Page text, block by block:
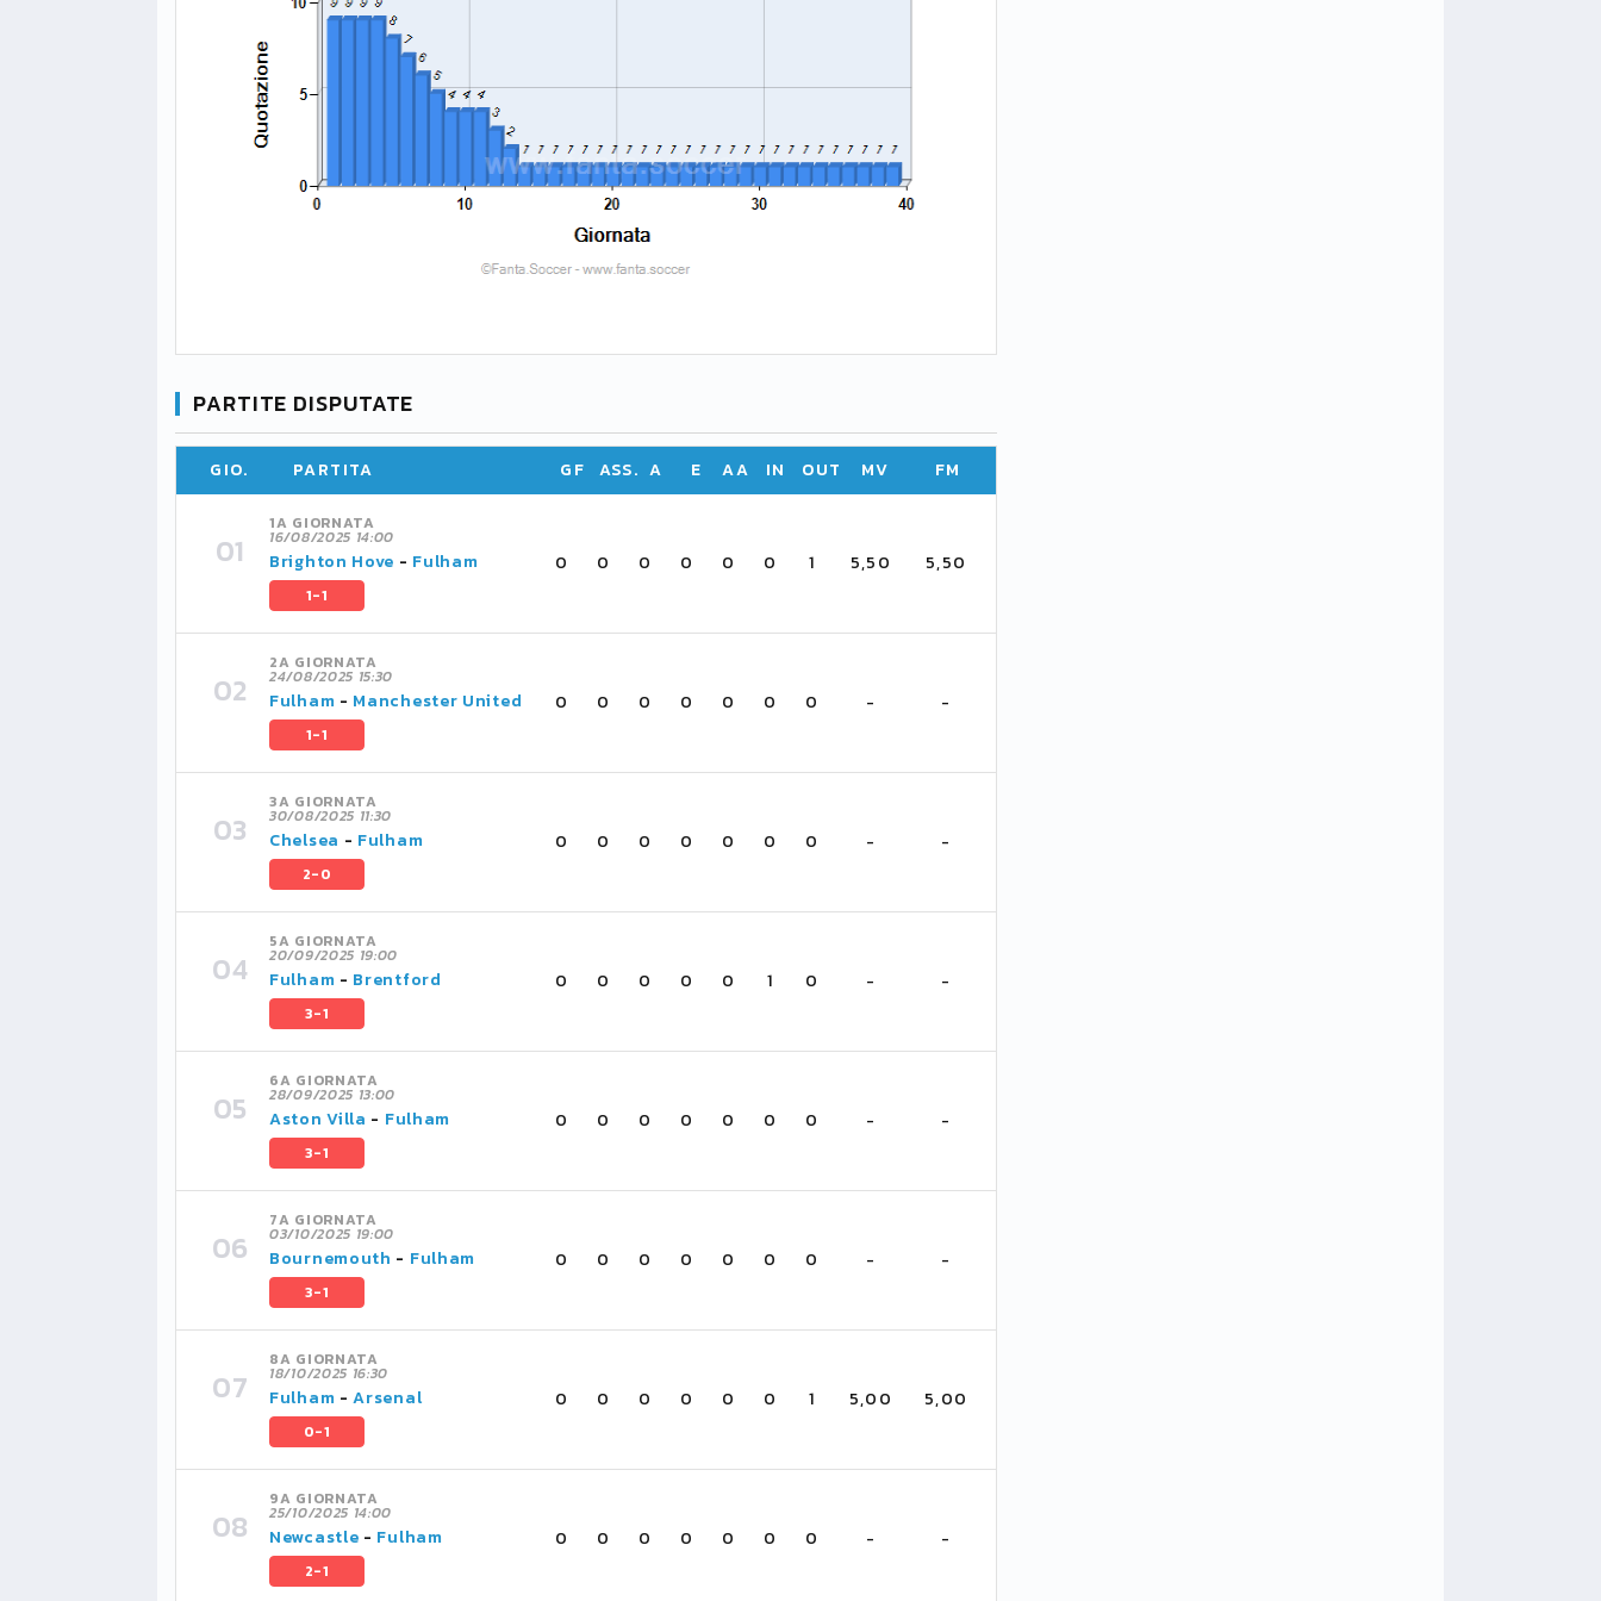
PARTITE DISPUTATE
GIO. PARTITA GF ASS. A E AA IN OUT MV FM
1A GIORNATA
16/08/2025 14:00
Brighton Hove - Fulham
1-1
0 0 0 0 0 0 1 5,50 5,50
2A GIORNATA
24/08/2025 15:30
Fulham - Manchester United
1-1
0 0 0 0 0 0 0 - -
3A GIORNATA
30/08/2025 11:30
Chelsea - Fulham
2-0
0 0 0 0 0 0 0 - -
5A GIORNATA
20/09/2025 19:00
Fulham - Brentford
3-1
0 0 0 0 0 1 0 - -
6A GIORNATA
28/09/2025 13:00
Aston Villa - Fulham
3-1
0 0 0 0 0 0 0 - -
7A GIORNATA
03/10/2025 19:00
Bournemouth - Fulham
3-1
0 0 0 0 0 0 0 - -
8A GIORNATA
18/10/2025 16:30
Fulham -Arsenal
0-1
0 0 0 0 0 0 1 5,00 5,00
9A GIORNATA
25/10/2025 14:00
Newcastle - Fulham
2-1
0 0 0 0 0 0 0 - -